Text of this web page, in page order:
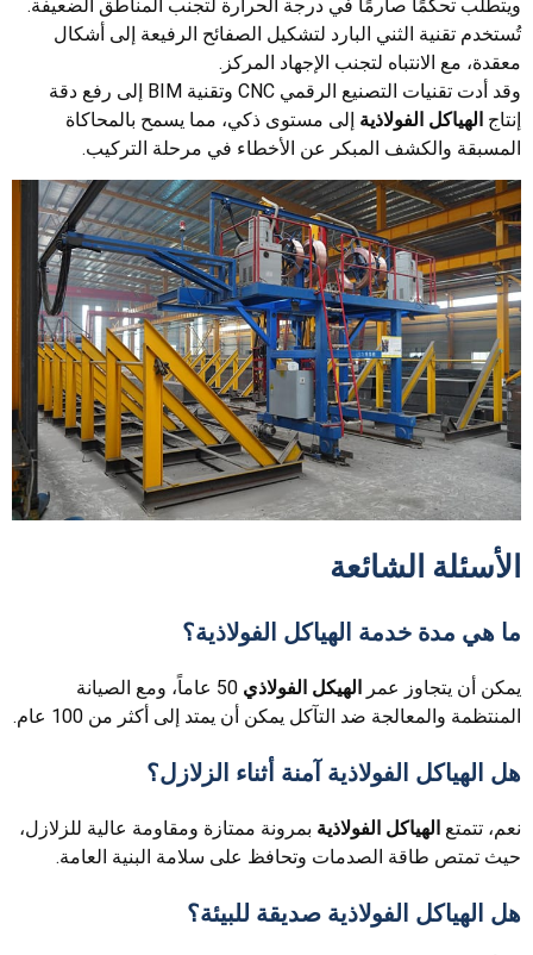
ويتطلب تحكمًا صارمًا في درجة الحرارة لتجنب المناطق الضعيفة.
تُستخدم تقنية الثني البارد لتشكيل الصفائح الرفيعة إلى أشكال
معقدة، مع الانتباه لتجنب الإجهاد المركز.
وقد أدت تقنيات التصنيع الرقمي CNC وتقنية BIM إلى رفع دقة
إنتاج الهياكل الفولاذية إلى مستوى ذكي، مما يسمح بالمحاكاة
المسبقة والكشف المبكر عن الأخطاء في مرحلة التركيب.
الأسئلة الشائعة
ما هي مدة خدمة الهياكل الفولاذية؟
يمكن أن يتجاوز عمر الهيكل الفولاذي
50 عاماً، ومع الصيانة
المنتظمة والمعالجة ضد التآكل يمكن أن يمتد إلى أكثر من 100 عام.
هل الهياكل الفولاذية آمنة أثناء الزلازل؟
نعم، تتمتع الهياكل الفولاذية بمرونة ممتازة ومقاومة عالية للزلازل،
حيث تمتص طاقة الصدمات وتحافظ على سلامة البنية العامة.
هل الهياكل الفولاذية صديقة للبيئة؟